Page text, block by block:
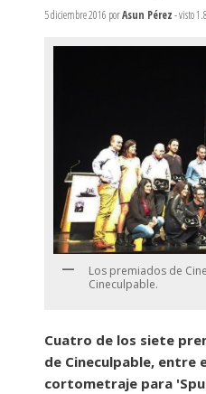
5 diciembre 2016 porAsun Pérez- visto
Los premiados de
Cineculpable.
Cuatro de los siete
de Cineculpable, entre
cortometraje para